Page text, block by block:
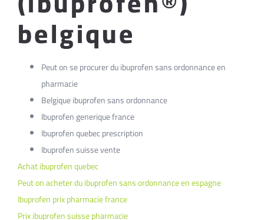
belgique
Peut on se procurer du ibuprofen sans ordonnance en
pharmacie
Belgique ibuprofen sans ordonnance
Ibuprofen generique france
Ibuprofen quebec prescription
Ibuprofen suisse vente
Achat ibuprofen quebec
Peut on acheter du ibuprofen sans ordonnance en espagne
Ibuprofen prix pharmacie france
Prix ibuprofen suisse pharmacie